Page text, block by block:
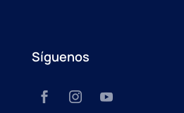
Síguenos